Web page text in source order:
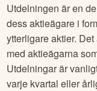
Utdelningen är en
dess aktieägare i
ytterligare aktier.
med aktieägarna
Utdelningar är
varje kvartal eller